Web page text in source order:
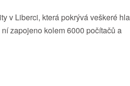
v Liberci, která pokrývá veškeré
zapojeno kolem 6000 počítačů a